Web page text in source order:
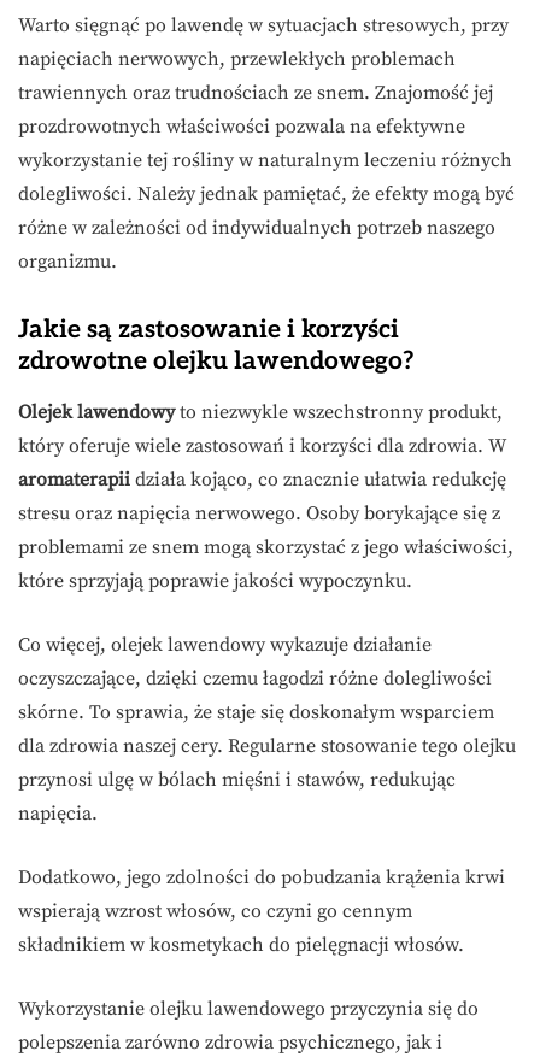
Warto sięgnąć po lawendę w sytuacjach stresowych, przy
napięciach nerwowych, przewlekłych problemach
trawiennych oraz trudnościach ze snem. Znajomość jej
prozdrowotnych właściwości pozwala na efektywne
wykorzystanie tej rośliny w naturalnym leczeniu różnych
dolegliwości. Należy jednak pamiętać, że efekty mogą być
różne w zależności od indywidualnych potrzeb naszego
organizmu.
Jakie są zastosowanie i korzyści
zdrowotne olejku lawendowego?
Olejek lawendowyto niezwykle wszechstronny produkt,
który oferuje wiele zastosowań i korzyści dla zdrowia. W
aromaterapii działa kojąco, co znacznie ułatwia redukcję
stresu oraz napięcia nerwowego. Osoby borykające się z
problemami ze snem mogą skorzystać z jego właściwości,
które sprzyjają poprawie jakości wypoczynku.
Co więcej, olejek lawendowy wykazuje działanie
oczyszczające, dzięki czemu łagodzi różne dolegliwości
skórne. To sprawia, że staje się doskonałym wsparciem
dla zdrowia naszej cery. Regularne stosowanie tego olejku
przynosi ulgę w bólach mięśni i stawów, redukując
napięcia.
Dodatkowo, jego zdolności do pobudzania krążenia krwi
wspierają wzrost włosów, co czyni go cennym
składnikiem w kosmetykach do pielęgnacji włosów.
Wykorzystanie olejku lawendowego przyczynia się do
polepszenia zarówno zdrowia psychicznego, jak i